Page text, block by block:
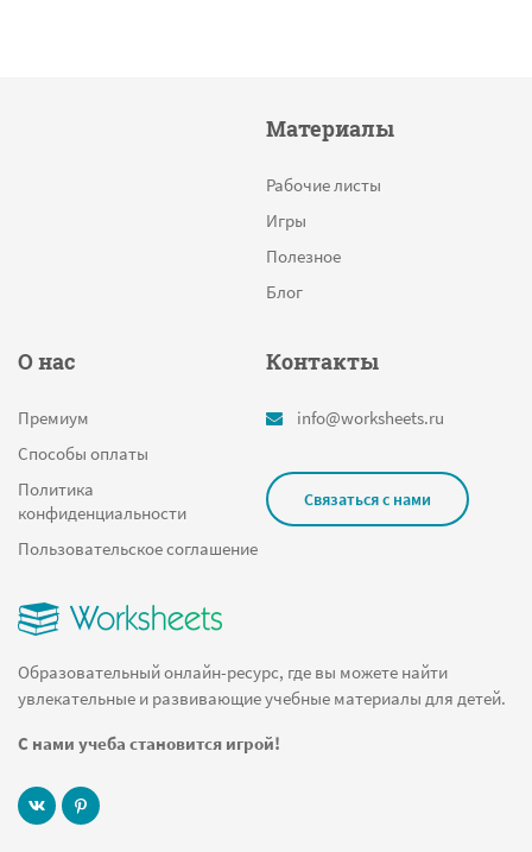
Образовательный онлайн-ресурс, где вы можете найти
увлекательные и развивающие учебные материалы для детей.
С нами учеба становится игрой!
Материалы
Рабочие листы
Игры
Полезное
Блог
О нас
Премиум
Способы оплаты
Политика
конфиденциальности
Пользовательское соглашение
Контакты
info@worksheets.ru
Связаться с нами